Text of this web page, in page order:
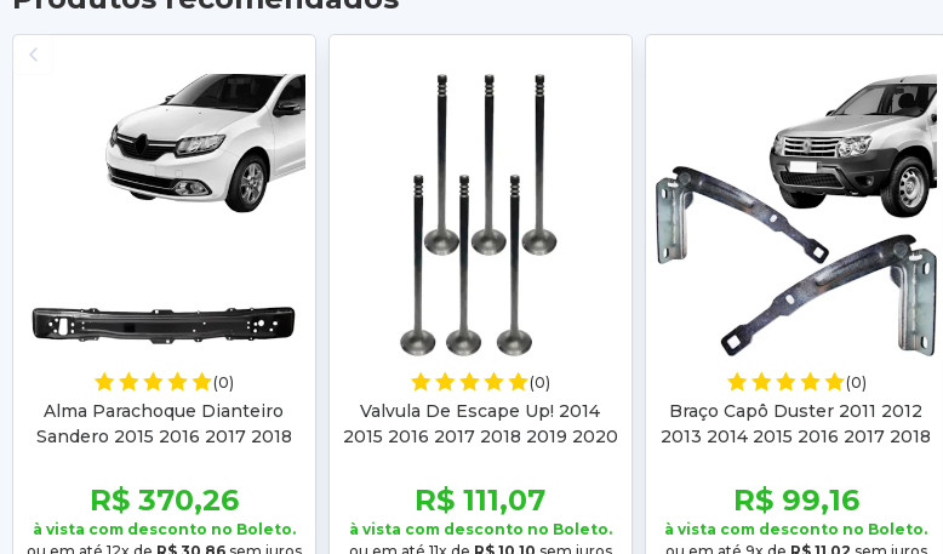
(0)
Alma Parachoque Dianteiro
Sandero 2015 2016 2017 2018
2017 2018 2019
R$ 370,26
à vista com desconto no Boleto.
(0)
Valvula De Escape Up! 2014
2015 2016 2017 2018 2019 2020
2020 2021
R$ 111,07
à vista com desconto no Boleto.
(0)
Braço Capô Duster 2011 2012
2013 2014 2015 2016 2017 2018
2017 2018 19 20
R$ 99,16
à vista com desconto no Boleto.